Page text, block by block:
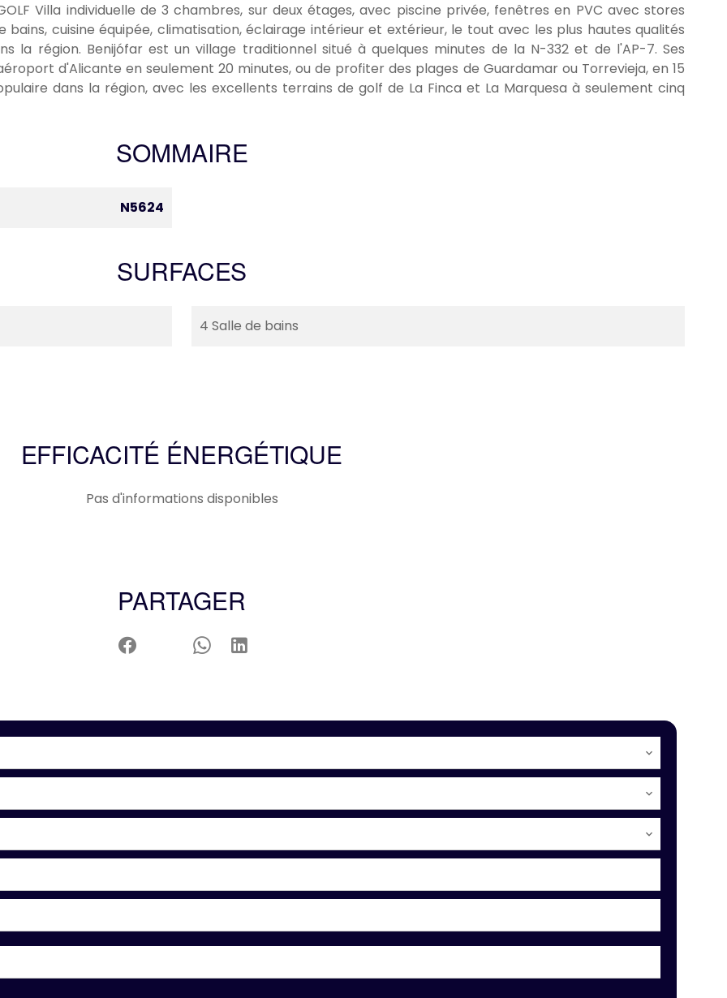
GOLF Villa individuelle de 3 chambres, sur deux étages, avec piscine privée, fenêtres en PVC avec stores
cuisine équipée, climatisation, éclairage intérieur et extérieur, le tout avec les plus hautes qualités
la région. Benijófar est un village traditionnel situé à quelques minutes de la N-332 et de l'AP-7. Ses
d'Alicante en seulement 20 minutes, ou de profiter des plages de Guardamar ou Torrevieja, en 15
dans la région, avec les excellents terrains de golf de La Finca et La Marquesa à seulement cinq
SOMMAIRE
N5624
SURFACES
4 Salle de bains
EFFICACITÉ ÉNERGÉTIQUE
Pas d'informations disponibles
PARTAGER